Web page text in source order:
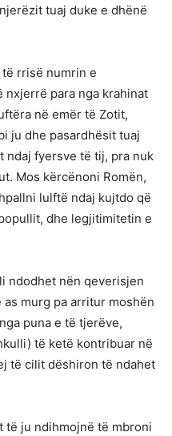
tuaj duke e dhënë
rrisë numrin e
para nga krahinat
në emër të Zotit,
ju dhe pasardhësit tuaj
ndaj fyersve të tij, pra nuk
Mos kërcënoni Romën,
lulftë ndaj kujtdo që
dhe legjitimitetin e
ndodhet nën qeverisjen
murg pa arritur moshën
puna e të tjerëve,
të ketë kontribuar në
të cilit dëshiron të ndahet
të ju ndihmojnë të mbroni